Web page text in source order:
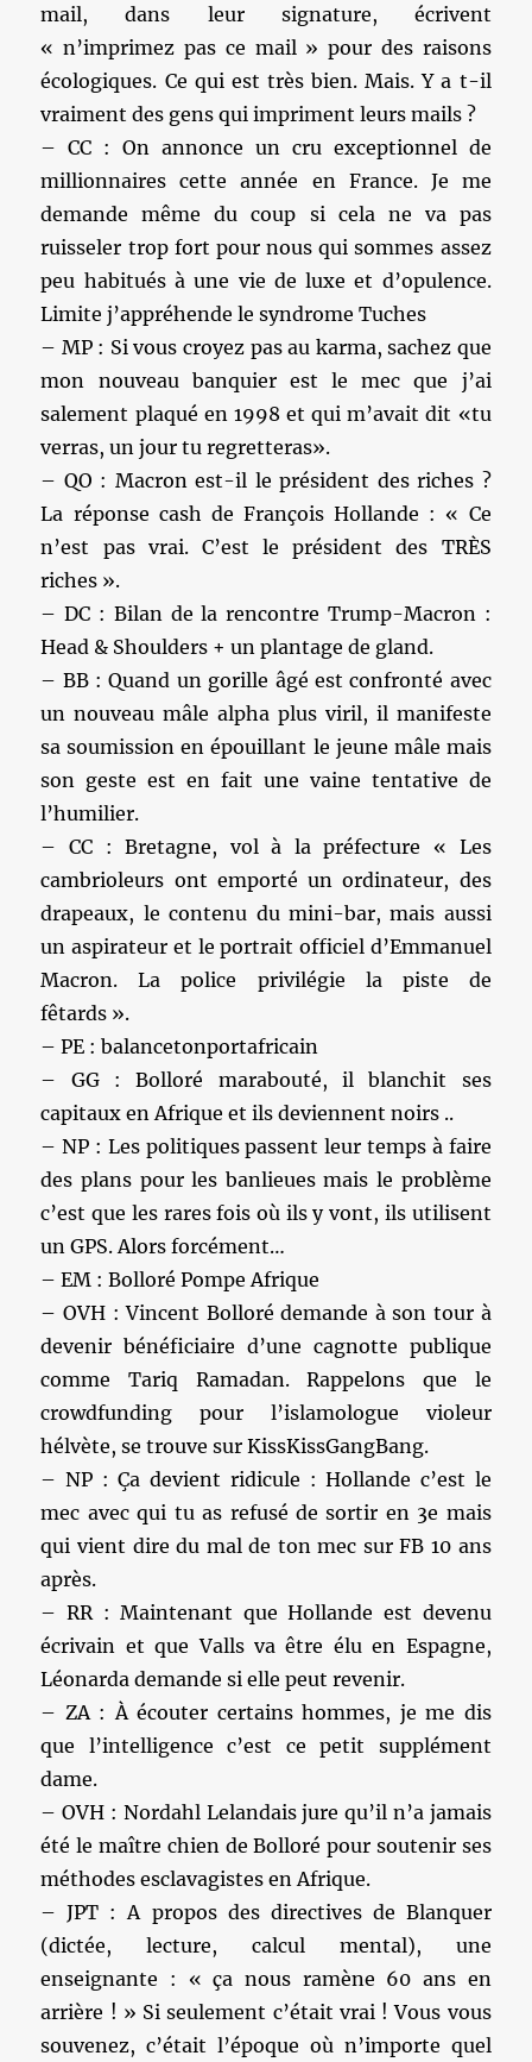
mail, dans leur signature, écrivent
« n’imprimez pas ce mail » pour des raisons
écologiques. Ce qui est très bien. Mais. Y a t-il
vraiment des gens qui impriment leurs mails ?
– CC : On annonce un cru exceptionnel de
millionnaires cette année en France. Je me
demande même du coup si cela ne va pas
ruisseler trop fort pour nous qui sommes assez
peu habitués à une vie de luxe et d’opulence.
Limite j’appréhende le syndrome Tuches
– MP : Si vous croyez pas au karma, sachez que
mon nouveau banquier est le mec que j’ai
salement plaqué en 1998 et qui m’avait dit «tu
verras, un jour tu regretteras».
– QO : Macron est-il le président des riches ?
La réponse cash de François Hollande : « Ce
n’est pas vrai. C’est le président des TRÈS
riches ».
– DC : Bilan de la rencontre Trump-Macron :
Head & Shoulders + un plantage de gland.
– BB : Quand un gorille âgé est confronté avec
un nouveau mâle alpha plus viril, il manifeste
sa soumission en épouillant le jeune mâle mais
son geste est en fait une vaine tentative de
l’humilier.
– CC : Bretagne, vol à la préfecture « Les
cambrioleurs ont emporté un ordinateur, des
drapeaux, le contenu du mini-bar, mais aussi
un aspirateur et le portrait officiel d’Emmanuel
Macron. La police privilégie la piste de
fêtards ».
– PE : balancetonportafricain
– GG : Bolloré marabouté, il blanchit ses
capitaux en Afrique et ils deviennent noirs ..
– NP : Les politiques passent leur temps à faire
des plans pour les banlieues mais le problème
c’est que les rares fois où ils y vont, ils utilisent
un GPS. Alors forcément…
– EM : Bolloré Pompe Afrique
– OVH : Vincent Bolloré demande à son tour à
devenir bénéficiaire d’une cagnotte publique
comme Tariq Ramadan. Rappelons que le
crowdfunding pour l’islamologue violeur
hélvète, se trouve sur KissKissGangBang.
– NP : Ça devient ridicule : Hollande c’est le
mec avec qui tu as refusé de sortir en 3e mais
qui vient dire du mal de ton mec sur FB 10 ans
après.
– RR : Maintenant que Hollande est devenu
écrivain et que Valls va être élu en Espagne,
Léonarda demande si elle peut revenir.
– ZA : À écouter certains hommes, je me dis
que l’intelligence c’est ce petit supplément
dame.
– OVH : Nordahl Lelandais jure qu’il n’a jamais
été le maître chien de Bolloré pour soutenir ses
méthodes esclavagistes en Afrique.
– JPT : A propos des directives de Blanquer
(dictée, lecture, calcul mental), une
enseignante : « ça nous ramène 60 ans en
arrière ! » Si seulement c’était vrai ! Vous vous
souvenez, c’était l’époque où n’importe quel